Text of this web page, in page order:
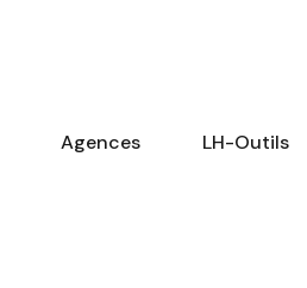
Agences LH-Outils